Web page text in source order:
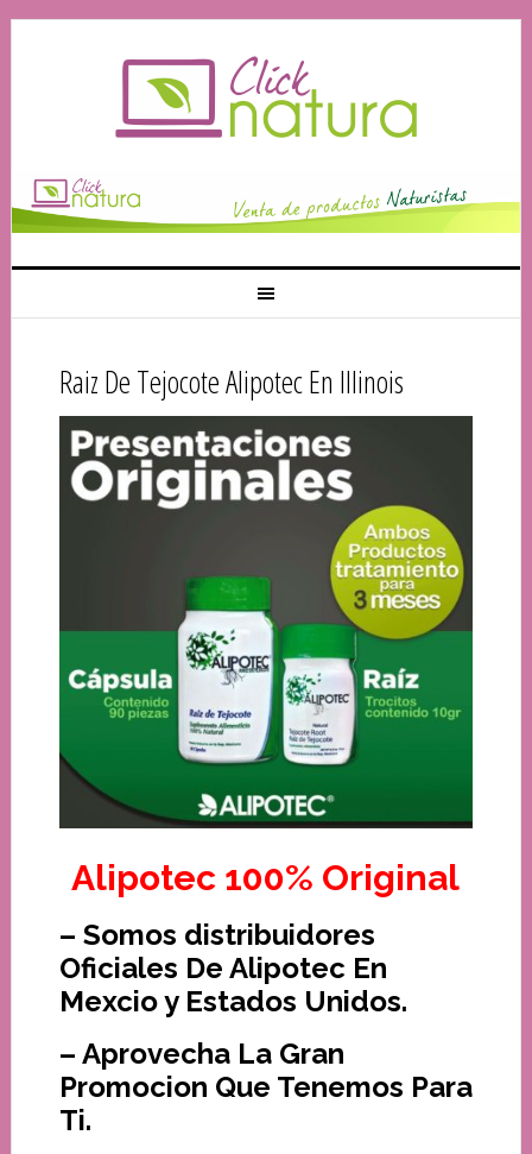
Raiz De Tejocote Alipotec En Illinois
Alipotec 100% Original
– Somos distribuidores
Oficiales De Alipotec En
Mexcio y Estados Unidos.
– Aprovecha La Gran
Promocion Que Tenemos Para
Ti.